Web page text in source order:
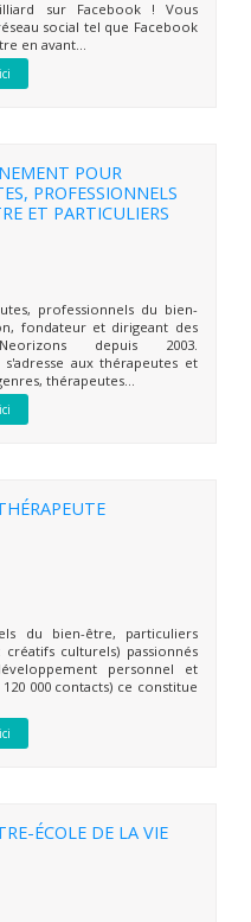
sur Facebook ! Vous
social tel que Facebook
en avant...
POUR
PROFESSIONNELS
ET PARTICULIERS
professionnels du bien-
fondateur et dirigeant des
depuis 2003.
aux thérapeutes et
thérapeutes...
du bien-être, particuliers
culturels) passionnés
personnel et
000 contacts) ce constitue
ÉCOLE DE LA VIE